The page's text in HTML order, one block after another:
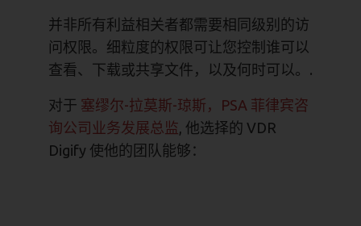
并非所有利益相关者都需要相同级别的访
问权限。细粒度的权限可让您控制谁可以
查看、下载或共享文件，以及何时可以。.
对于 塞缪尔-拉莫斯-琼斯，PSA 菲律宾咨
询公司业务发展总监, 他选择的 VDR
Digify 使他的团队能够：